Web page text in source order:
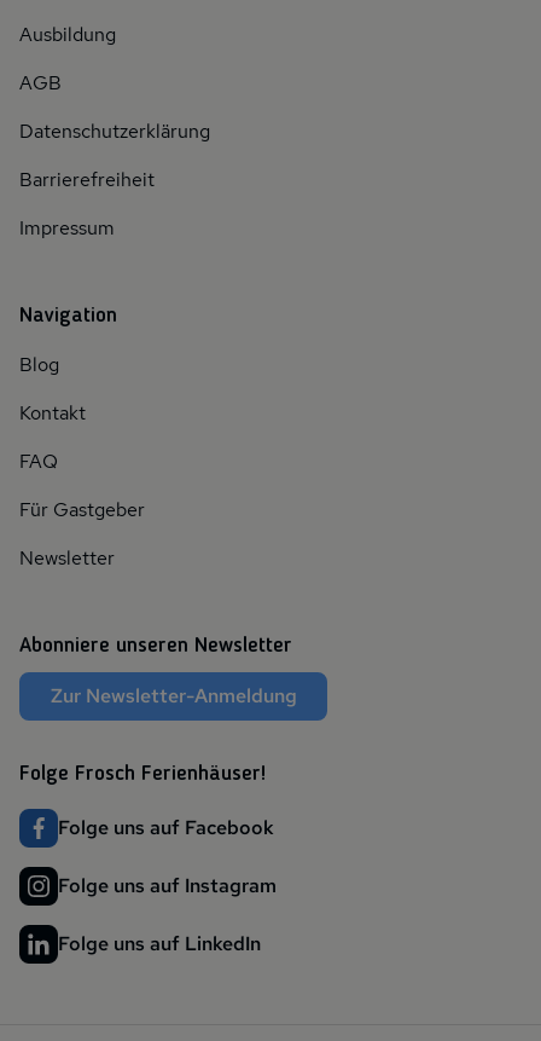
Ausbildung
AGB
Datenschutzerklärung
Barrierefreiheit
Impressum
Navigation
Blog
Kontakt
FAQ
Für Gastgeber
Newsletter
Abonniere unseren Newsletter
Zur Newsletter-Anmeldung
Folge Frosch Ferienhäuser!
Folge uns auf Facebook
Folge uns auf Instagram
Folge uns auf LinkedIn